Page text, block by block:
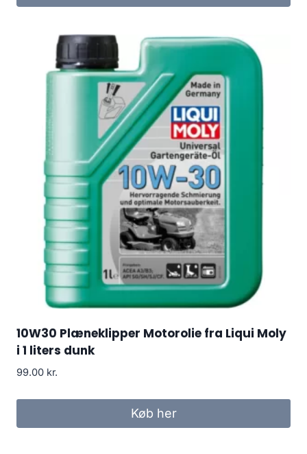
10W30 Plæneklipper Motorolie fra Liqui Moly
i 1 liters dunk
99.00 kr.
Køb her